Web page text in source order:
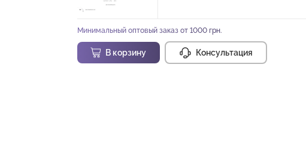
Минимальный оптовый заказ от 1000 грн.
В корзину Консультация